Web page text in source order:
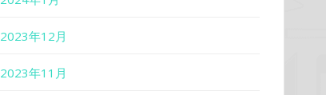
2023年12月
2023年11月